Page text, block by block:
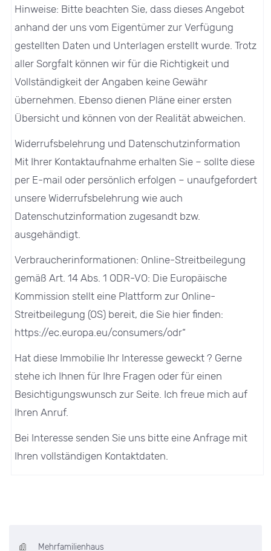
Hinweise: Bitte beachten Sie, dass dieses Angebot
anhand der uns vom Eigentümer zur Verfügung
gestellten Daten und Unterlagen erstellt wurde. Trotz
aller Sorgfalt können wir für die Richtigkeit und
Vollständigkeit der Angaben keine Gewähr
übernehmen. Ebenso dienen Pläne einer ersten
Übersicht und können von der Realität abweichen.
Widerrufsbelehrung und Datenschutzinformation
Mit Ihrer Kontaktaufnahme erhalten Sie – sollte diese
per E-mail oder persönlich erfolgen – unaufgefordert
unsere Widerrufsbelehrung wie auch
Datenschutzinformation zugesandt bzw.
ausgehändigt.
Verbraucherinformationen: Online-Streitbeilegung
gemäß Art. 14 Abs. 1 ODR-VO: Die Europäische
Kommission stellt eine Plattform zur Online-
Streitbeilegung (OS) bereit, die Sie hier finden:
https://ec.europa.eu/consumers/odr“
Hat diese Immobilie Ihr Interesse geweckt ? Gerne
stehe ich Ihnen für Ihre Fragen oder für einen
Besichtigungswunsch zur Seite. Ich freue mich auf
Ihren Anruf.
Bei Interesse senden Sie uns bitte eine Anfrage mit
Ihren vollständigen Kontaktdaten.
Mehrfamilienhaus